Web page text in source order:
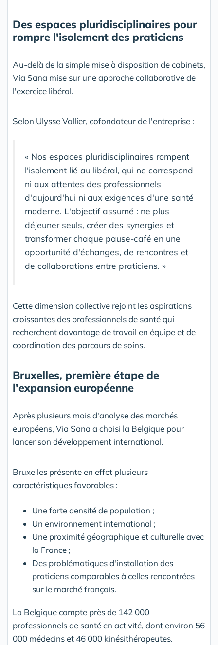
Des espaces pluridisciplinaires pour
rompre l'isolement des praticiens
Au-delà de la simple mise à disposition de cabinets,
Via Sana mise sur une approche collaborative de
l'exercice libéral.
Selon Ulysse Vallier, cofondateur de l'entreprise :
« Nos espaces pluridisciplinaires rompent
l'isolement lié au libéral, qui ne correspond
ni aux attentes des professionnels
d'aujourd'hui ni aux exigences d'une santé
moderne. L'objectif assumé : ne plus
déjeuner seuls, créer des synergies et
transformer chaque pause-café en une
opportunité d'échanges, de rencontres et
de collaborations entre praticiens. »
Cette dimension collective rejoint les aspirations
croissantes des professionnels de santé qui
recherchent davantage de travail en équipe et de
coordination des parcours de soins.
Bruxelles, première étape de
l'expansion européenne
Après plusieurs mois d'analyse des marchés
européens, Via Sana a choisi la Belgique pour
lancer son développement international.
Bruxelles présente en effet plusieurs
caractéristiques favorables :
Une forte densité de population ;
Un environnement international ;
Une proximité géographique et culturelle avec
la France ;
Des problématiques d'installation des
praticiens comparables à celles rencontrées
sur le marché français.
La Belgique compte près de 142 000
professionnels de santé en activité, dont environ 56
000 médecins et 46 000 kinésithérapeutes.